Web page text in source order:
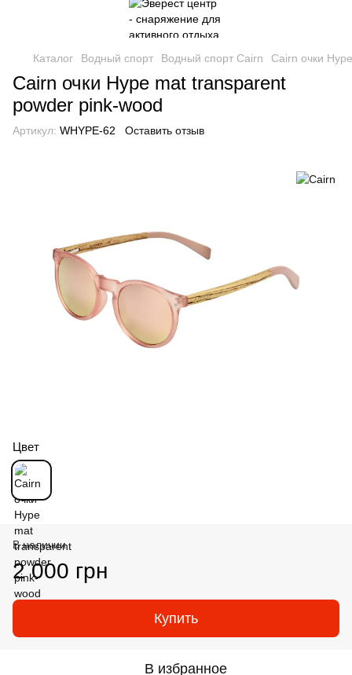
Каталог Водный спорт Водный спорт Cairn Cairn очки
Cairn очки Hype mat transparent
powder pink-wood
Артикул: WHYPE-62 Оставить отзыв
Цвет
В наличии
2 000 грн
Купить
В избранное